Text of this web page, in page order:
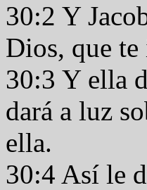
30:2 Y
Dios, que
30:3 Y ella
dará a luz
ella.
30:4 Así le